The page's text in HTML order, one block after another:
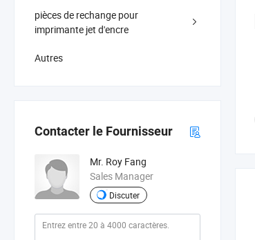
pièces de rechange pour
imprimante jet d'encre
Autres
Contacter le Fournisseur
Mr. Roy Fang
Sales Manager
Discuter